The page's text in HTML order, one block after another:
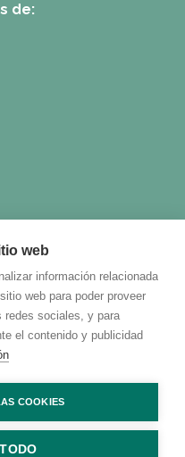
de:
web
información relacionada
web para poder proveer
redes sociales, y para
el contenido y publicidad
COOKIES